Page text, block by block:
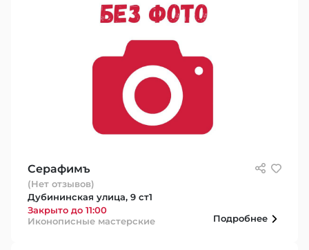
Серафимъ
(Нет отзывов)
Дубининская улица, 9 ст1
Закрыто до 11:00
Иконописные мастерские
Подробнее